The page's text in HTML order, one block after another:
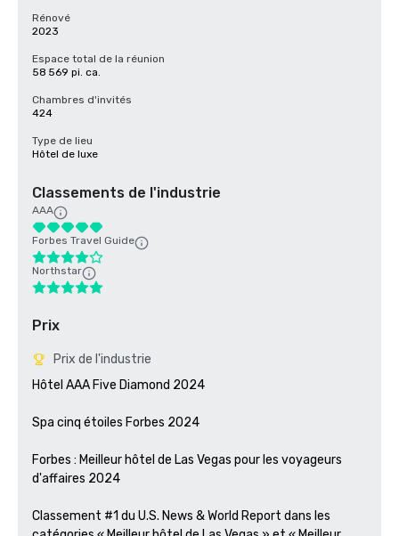
Rénové
2023
Espace total de la réunion
58 569 pi. ca.
Chambres d'invités
424
Type de lieu
Hôtel de luxe
Classements de l'industrie
AAA
Forbes Travel Guide
Northstar
Prix
Prix de l'industrie
Hôtel AAA Five Diamond 2024
Spa cinq étoiles Forbes 2024
Forbes : Meilleur hôtel de Las Vegas pour les voyageurs
d'affaires 2024
Classement #1 du U.S. News & World Report dans les